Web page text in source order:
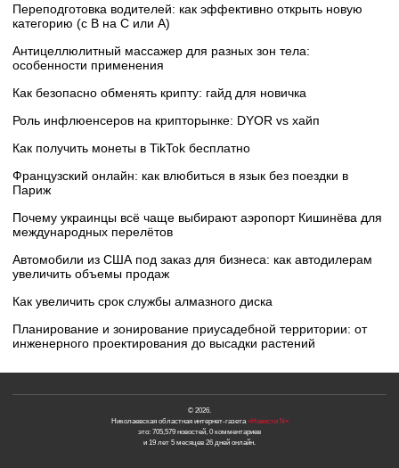
Переподготовка водителей: как эффективно открыть новую
категорию (с B на C или А)
Антицеллюлитный массажер для разных зон тела:
особенности применения
Как безопасно обменять крипту: гайд для новичка
Роль инфлюенсеров на крипторынке: DYOR vs хайп
Как получить монеты в TikTok бесплатно
Французский онлайн: как влюбиться в язык без поездки в
Париж
Почему украинцы всё чаще выбирают аэропорт Кишинёва для
международных перелётов
Автомобили из США под заказ для бизнеса: как автодилерам
увеличить объемы продаж
Как увеличить срок службы алмазного диска
Планирование и зонирование приусадебной территории: от
инженерного проектирования до высадки растений
© 2026.
Николаевская областная интернет-газета«Новости N»
это: 705,579 новостей, 0 комментариев
и 19 лет 5 месяцев 26 дней онлайн.